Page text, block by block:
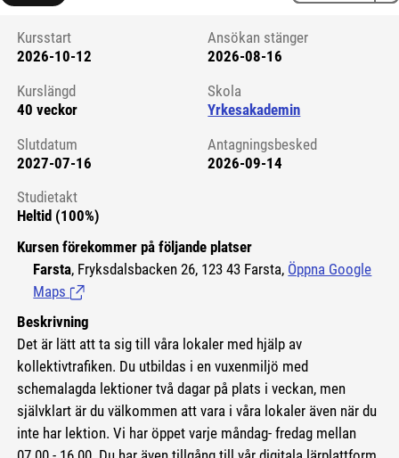
Kursstart 6130931
Kursstart
2026-10-12
Ansökan stänger
2026-08-16
Kurslängd
40 veckor
Skola
Yrkesakademin
Slutdatum
2027-07-16
Antagningsbesked
2026-09-14
Studietakt
Heltid (100%)
Kursen förekommer på följande platser
Farsta, Fryksdalsbacken 26, 123 43 Farsta, Öppna Google
Maps (Länk till extern sida.)
Beskrivning
Det är lätt att ta sig till våra lokaler med hjälp av
kollektivtrafiken. Du utbildas i en vuxenmiljö med
schemalagda lektioner två dagar på plats i veckan, men
självklart är du välkommen att vara i våra lokaler även när du
inte har lektion. Vi har öppet varje måndag- fredag mellan